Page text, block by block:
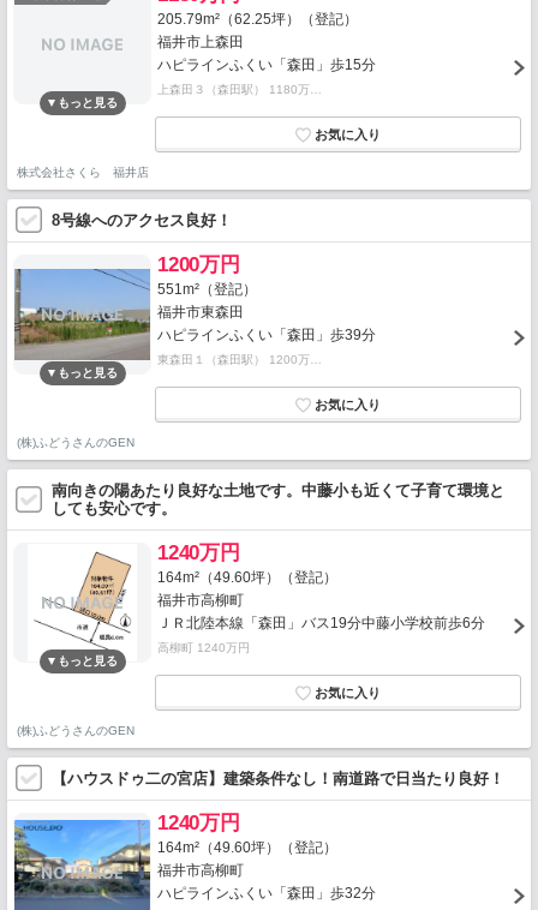
205.79m²（62.25坪）（登記）
福井市上森田
ハピラインふくい「森田」歩15分
上森田３（森田駅） 1180万…
株式会社さくら 福井店
8号線へのアクセス良好！
1200万円
551m²（登記）
福井市東森田
ハピラインふくい「森田」歩39分
東森田１（森田駅） 1200万…
(株)ふどうさんのGEN
南向きの陽あたり良好な土地です。中藤小も近くて子育て環境と
しても安心です。
1240万円
164m²（49.60坪）（登記）
福井市高柳町
ＪＲ北陸本線「森田」バス19分中藤小学校前歩6分
高柳町 1240万円
(株)ふどうさんのGEN
【ハウスドゥ二の宮店】建築条件なし！南道路で日当たり良好！
1240万円
164m²（49.60坪）（登記）
福井市高柳町
ハピラインふくい「森田」歩32分